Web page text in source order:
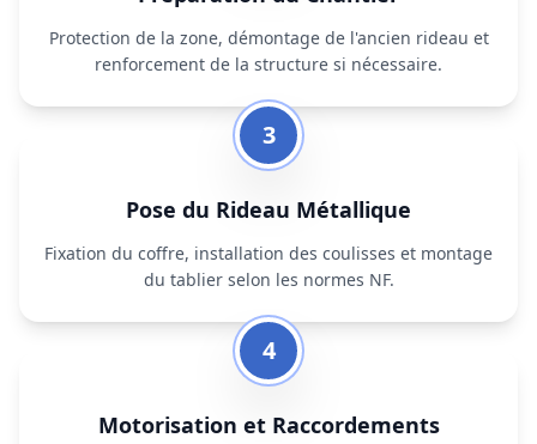
Protection de la zone, démontage de l'ancien rideau et
renforcement de la structure si nécessaire.
3
Pose du Rideau Métallique
Fixation du coffre, installation des coulisses et montage
du tablier selon les normes NF.
4
Motorisation et Raccordements